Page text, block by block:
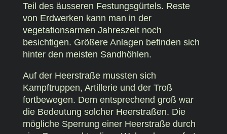
Teil des äusseren Festungsgürtels. Reste
von Erdwerken kann man in der
vegetationsarmen Jahreszeit noch
besichtigen. Größere Anlagen befinden sich
hinter den meisten Sandhöhlen.
Auf der Heerstraße mussten sich
Kampftruppen, Artillerie und der Troß
fortbewegen. Dem entsprechend groß war
die Bedeutung solcher Heerstraßen. Die
mögliche Sperrung einer Heerstraße durch